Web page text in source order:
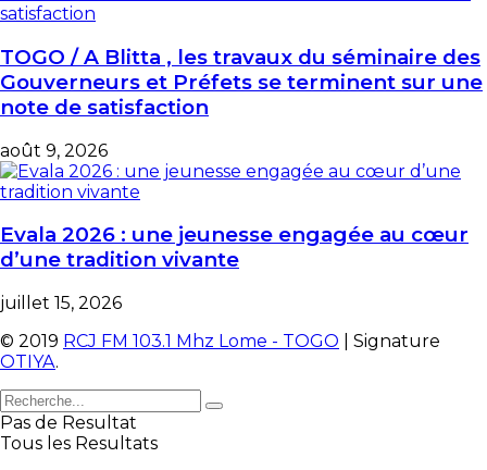
TOGO / A Blitta , les travaux du séminaire des
Gouverneurs et Préfets se terminent sur une
note de satisfaction
août 9, 2026
Evala 2026 : une jeunesse engagée au cœur
d’une tradition vivante
juillet 15, 2026
© 2019 RCJ FM 103.1 Mhz Lome - TOGO | Signature
OTIYA.
Pas de Resultat
Tous les Resultats